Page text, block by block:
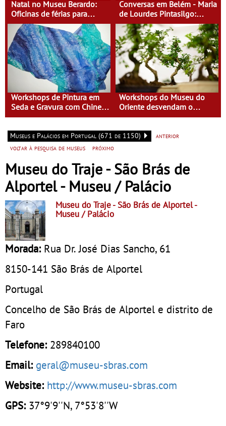
Natal no Museu Berardo:
Oficinas de férias para
crianças dos 4 aos 13 anos
Conversas em Belém - Maria
de Lourdes Pintasilgo:
Mulher de um Tempo Novo
Workshops de Pintura em
Seda e Gravura com Chine
Collé no Museu do Oriente
Workshops do Museu do
Oriente desvendam o
mundo natural
Museus e Palácios em Portugal (671 de 1150)
anterior
voltar à pesquisa de museus
próximo
Museu do Traje - São Brás de
Alportel - Museu / Palácio
Museu do Traje - São Brás de Alportel-
Museu / Palácio
Morada: Rua Dr. José Dias Sancho, 61
8150-141 São Brás de Alportel
Portugal
Concelho de São Brás de Alportel e distrito de
Faro
Telefone: 289840100
Email: geral@museu-sbras.com
Website: http://www.museu-sbras.com
GPS:37°9'9''N, 7°53'8''W